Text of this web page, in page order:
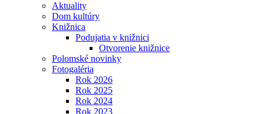
Aktuality
Dom kultúry
Knižnica
Podujatia v knižnici
Otvorenie knižnice
Polomské novinky
Fotogaléria
Rok 2026
Rok 2025
Rok 2024
Rok 2023